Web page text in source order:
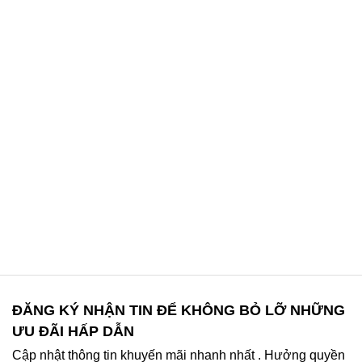
ĐĂNG KÝ NHẬN TIN ĐỂ KHÔNG BỎ LỠ NHỮNG
ƯU ĐÃI HẤP DẪN
Cập nhật thông tin khuyến mãi nhanh nhất . Hưởng quyền